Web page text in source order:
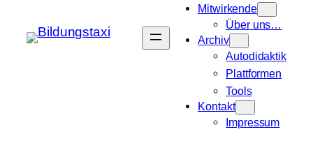
Mitwirkende
Über uns…
Archiv
Autodidaktik
Plattformen
Tools
Kontakt
Impressum